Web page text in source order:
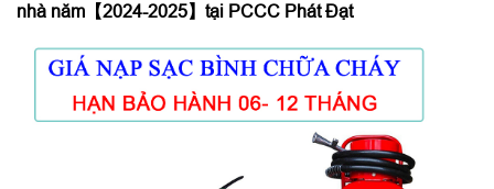
nhà năm【2024-2025】tại PCCC Phát Đạt